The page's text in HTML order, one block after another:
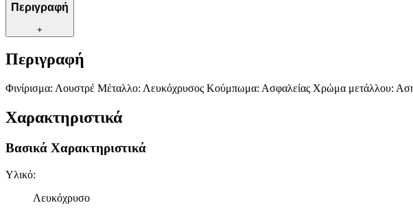
Περιγραφή
+
Περιγραφή
Φινίρισμα: Λουστρέ Μέταλλο: Λευκόχρυσος Κούμπωμα: Ασφαλείας Χρώμα μετάλλου:
Χαρακτηριστικά
Βασικά Χαρακτηριστικά
Υλικό:
Λευκόχρυσο